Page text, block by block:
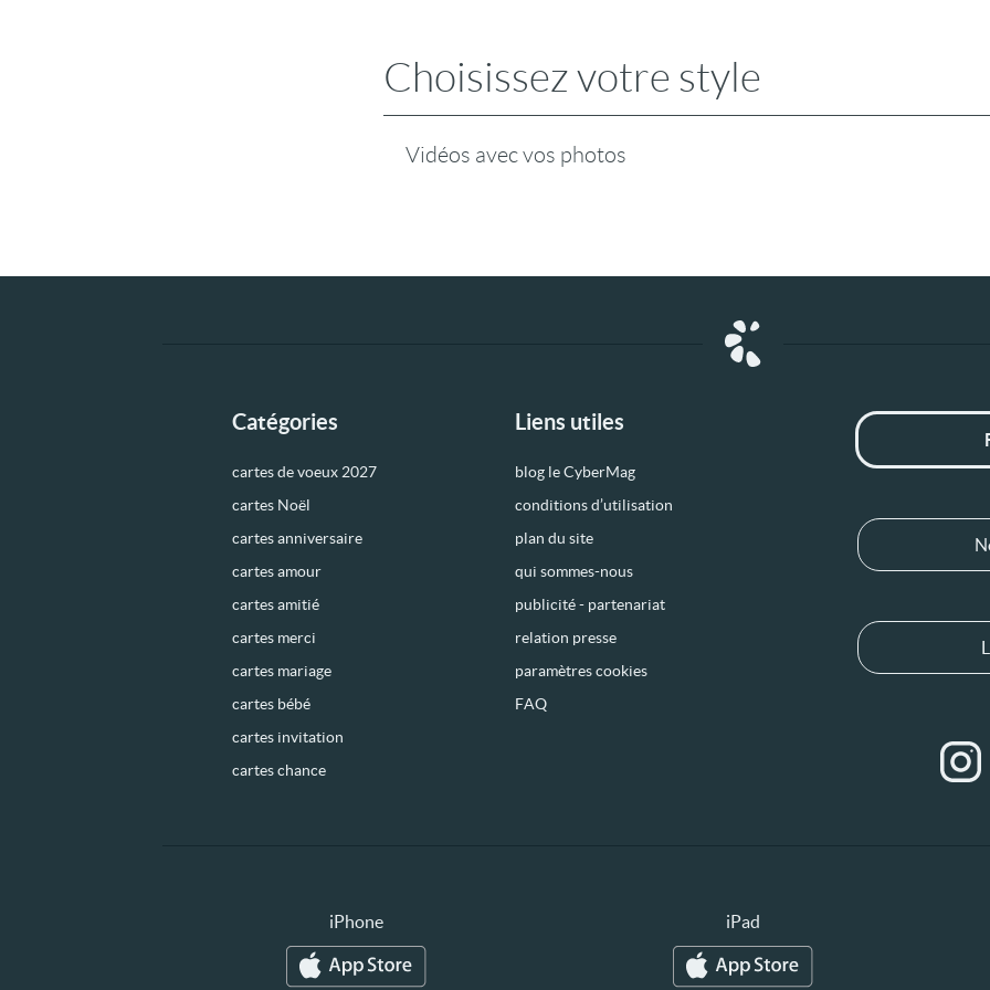
Choisissez votre style
Vidéos avec vos photos
Catégories
cartes de voeux 2027
cartes Noël
cartes anniversaire
cartes amour
cartes amitié
cartes merci
cartes mariage
cartes bébé
cartes invitation
cartes chance
Liens utiles
blog le CyberMag
conditions d’utilisation
plan du site
qui sommes-nous
publicité - partenariat
relation presse
paramètres cookies
FAQ
iPhone iPad